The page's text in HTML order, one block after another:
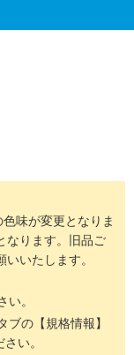
ッファ付は除く）
味が変更となりま
なります。旧品ご
いたします。
。
の【規格情報】
い。